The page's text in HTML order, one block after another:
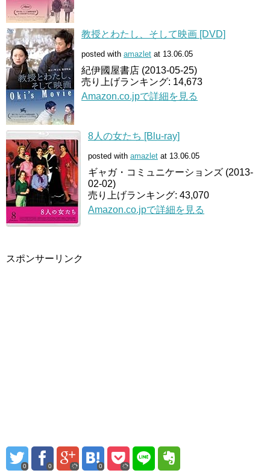
教授とわたし、そして映画 [DVD]
posted with amazlet at 13.06.05
紀伊國屋書店 (2013-05-25)
売り上げランキング: 14,673
Amazon.co.jpで詳細を見る
8人の女たち [Blu-ray]
posted with amazlet at 13.06.05
ギャガ・コミュニケーションズ (2013-
02-02)
売り上げランキング: 43,070
Amazon.co.jpで詳細を見る
スポンサーリンク
0 0 0